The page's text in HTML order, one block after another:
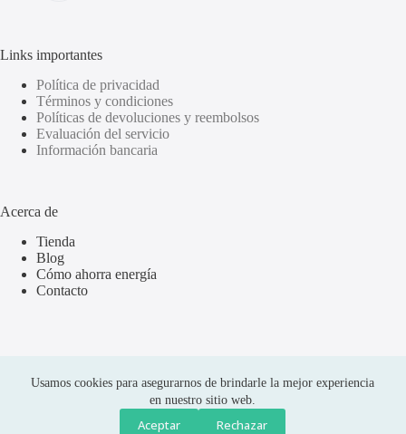
Usamos cookies para asegurarnos de brindarle la mejor experiencia
en nuestro sitio web.
Aceptar Rechazar
Links importantes
Política de privacidad
Términos y condiciones
Políticas de devoluciones y reembolsos
Evaluación del servicio
Información bancaria
Acerca de
Tienda
Blog
Cómo ahorra energía
Contacto